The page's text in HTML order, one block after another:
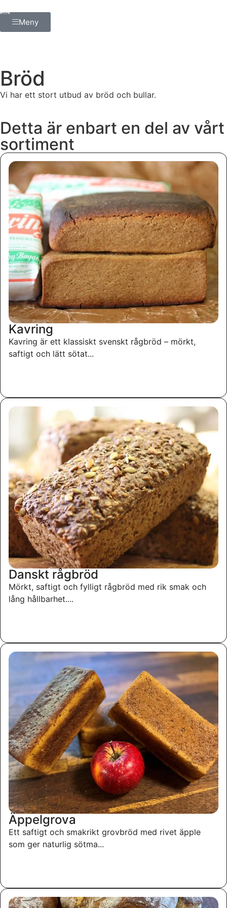
Meny
Bröd
Vi har ett stort utbud av bröd och bullar.
Detta är enbart en del av vårt
sortiment
Kavring
Kavring är ett klassiskt svenskt rågbröd – mörkt,
saftigt och lätt sötat...
Danskt rågbröd
Mörkt, saftigt och fylligt rågbröd med rik smak och
lång hållbarhet....
Äppelgrova
Ett saftigt och smakrikt grovbröd med rivet äpple
som ger naturlig sötma...